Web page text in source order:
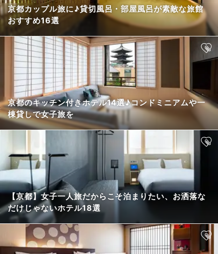
京都カップル旅に♪貸切風呂・部屋風呂が素敵な旅館
おすすめ16選
京都のキッチン付きホテル14選♪コンドミニアムや一
棟貸しで女子旅を
【京都】女子一人旅だからこそ泊まりたい、お洒落な
だけじゃないホテル18選